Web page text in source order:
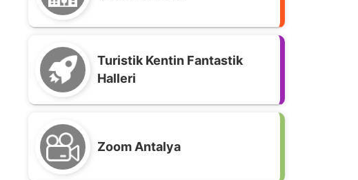
Turistik Kentin Fantastik
Halleri
Zoom Antalya
Mezarlıklar Müdürlüğüne Dilekçe;
Gerçekten ölüleri bir daha öldürmek
nasıl bir şeydir, açıklar mısınız